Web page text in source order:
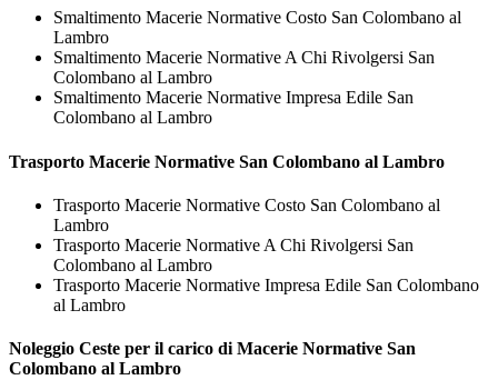
Smaltimento Macerie Normative Costo San Colombano al
Lambro
Smaltimento Macerie Normative A Chi Rivolgersi San
Colombano al Lambro
Smaltimento Macerie Normative Impresa Edile San
Colombano al Lambro
Trasporto Macerie Normative San Colombano al Lambro
Trasporto Macerie Normative Costo San Colombano al
Lambro
Trasporto Macerie Normative A Chi Rivolgersi San
Colombano al Lambro
Trasporto Macerie Normative Impresa Edile San Colombano
al Lambro
Noleggio Ceste per il carico di Macerie Normative San
Colombano al Lambro